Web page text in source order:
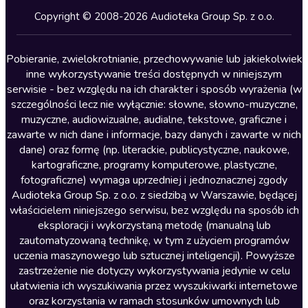
Kryminały
Lektury szkolne
Literatura anglojęzyczna
Literatura faktu
Literatura obyczajowa
Literatura piękna obca
Literatura piękna polska
Nagrania relaksacyjne
Nauka języków
Nauki humanistyczne
Podcasty i audycje
Polityka
Prasa
Copyright © 2008-2026 Audioteka Group Sp. z o.o.
Pobieranie, zwielokrotnianie, przechowywanie lub jakiekolwiek
inne wykorzystywanie treści dostępnych w niniejszym
serwisie - bez względu na ich charakter i sposób wyrażenia (w
szczególności lecz nie wyłącznie: słowne, słowno-muzyczne,
muzyczne, audiowizualne, audialne, tekstowe, graficzne i
zawarte w nich dane i informacje, bazy danych i zawarte w nich
dane) oraz formę (np. literackie, publicystyczne, naukowe,
kartograficzne, programy komputerowe, plastyczne,
fotograficzne) wymaga uprzedniej i jednoznacznej zgody
Audioteka Group Sp. z o.o. z siedzibą w Warszawie, będącej
właścicielem niniejszego serwisu, bez względu na sposób ich
eksploracji i wykorzystaną metodę (manualną lub
zautomatyzowaną technikę, w tym z użyciem programów
uczenia maszynowego lub sztucznej inteligencji). Powyższe
zastrzeżenie nie dotyczy wykorzystywania jedynie w celu
ułatwienia ich wyszukiwania przez wyszukiwarki internetowe
oraz korzystania w ramach stosunków umownych lub